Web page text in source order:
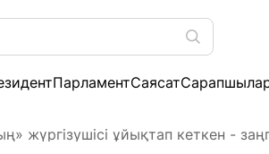
ПарламентСаясат
жүргізушісі ұйықтап кеткен -